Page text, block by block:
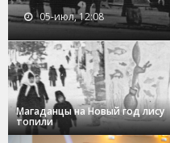
05-июл, 12:08
Магаданцы на Новый год лису
топили